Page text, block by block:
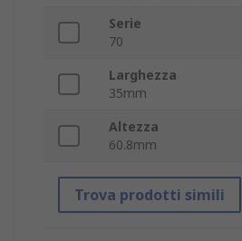
Serie
70
Larghezza
35mm
Altezza
60.8mm
Trova prodotti simili